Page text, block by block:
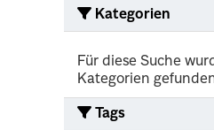
Kategorien
Für diese Suche
Kategorien
Tags